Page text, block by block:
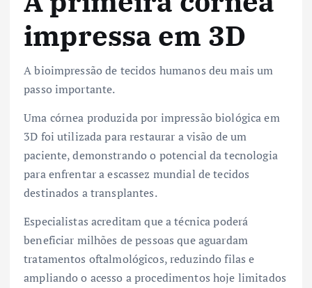
impressa em 3D
A bioimpressão de tecidos humanos deu mais um
passo importante.
Uma córnea produzida por impressão biológica em
3D foi utilizada para restaurar a visão de um
paciente, demonstrando o potencial da tecnologia
para enfrentar a escassez mundial de tecidos
destinados a transplantes.
Especialistas acreditam que a técnica poderá
beneficiar milhões de pessoas que aguardam
tratamentos oftalmológicos, reduzindo filas e
ampliando o acesso a procedimentos hoje limitados